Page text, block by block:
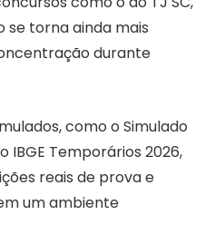
se torna ainda mais
durante
como o Simulado
IBGE Temporários 2026,
reais de prova e
um ambiente